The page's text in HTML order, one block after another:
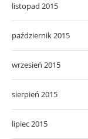
listopad 2015
październik 2015
wrzesień 2015
sierpień 2015
lipiec 2015